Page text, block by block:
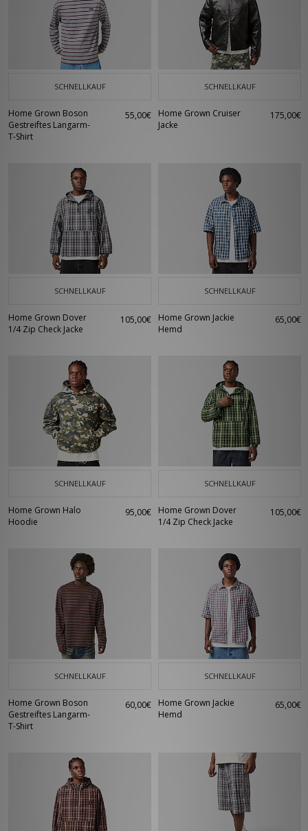
SCHNELLKAUF
Home Grown Boson
Gestreiftes Langarm-
T-Shirt
55,00€
SCHNELLKAUF
Home Grown Cruiser
Jacke
175,00€
SCHNELLKAUF
Home Grown Dover
1/4 Zip Check Jacke
105,00€
SCHNELLKAUF
Home Grown Jackie
Hemd
65,00€
SCHNELLKAUF
Home Grown Halo
Hoodie
95,00€
SCHNELLKAUF
Home Grown Dover
1/4 Zip Check Jacke
105,00€
SCHNELLKAUF
Home Grown Boson
Gestreiftes Langarm-
T-Shirt
60,00€
SCHNELLKAUF
Home Grown Jackie
Hemd
65,00€